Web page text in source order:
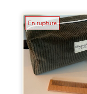
En rupture